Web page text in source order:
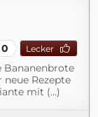
0 Lecker
Bananenbrote
Rezepte
mit (...)